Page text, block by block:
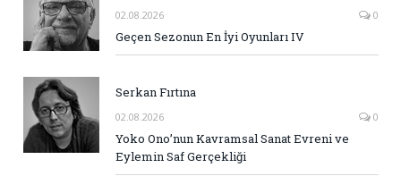
02.08.2026 0
Geçen Sezonun En İyi Oyunları IV
Serkan Fırtına
02.08.2026 0
Yoko Ono’nun Kavramsal Sanat Evreni ve
Eylemin Saf Gerçekliği